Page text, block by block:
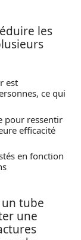
les
est
ce qui
pour ressentir
efficacité
en fonction
tube
une